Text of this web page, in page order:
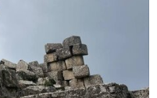
вариант
Храм
— сохранилось три
Август и Валериан
В частности,